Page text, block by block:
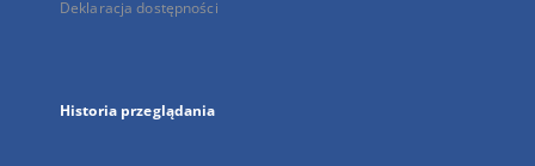
Deklaracja dostępności
Historia przeglądania